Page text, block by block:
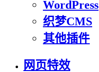
WordPress
织梦CMS
其他插件
网页特效